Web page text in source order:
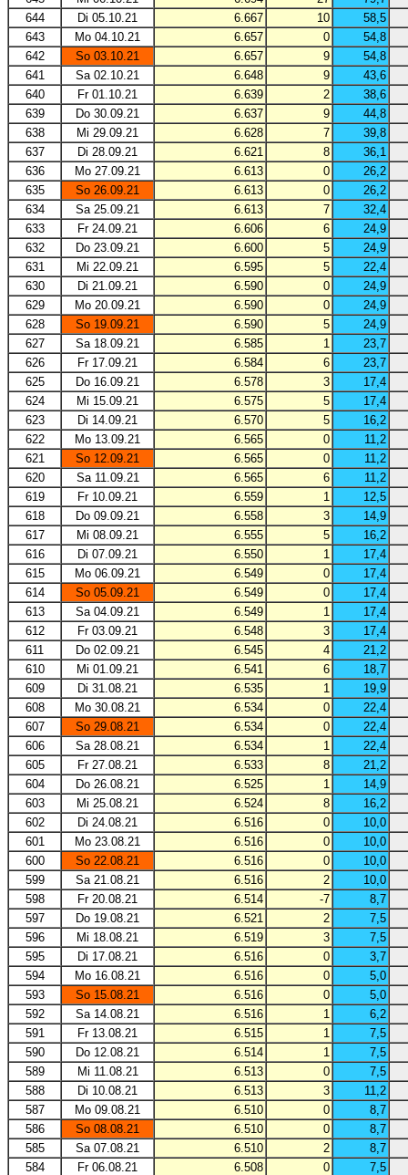
644
Di 05.10.21 6.667 10
58,5
643
Mo 04.10.21 6.657 0
54,8
642
So 03.10.21 6.657 9
54,8
641
Sa 02.10.21 6.648 9
43,6
640
Fr 01.10.21 6.639 2
38,6
639
Do 30.09.21 6.637 9
44,8
638
Mi 29.09.21 6.628 7
39,8
637
Di 28.09.21 6.621 8
36,1
636
Mo 27.09.21 6.613 0
26,2
635
So 26.09.21 6.613 0
26,2
634
Sa 25.09.21 6.613 7
32,4
633
Fr 24.09.21 6.606 6
24,9
632
Do 23.09.21 6.600 5
24,9
631
Mi 22.09.21 6.595 5
22,4
630
Di 21.09.21 6.590 0
24,9
629
Mo 20.09.21 6.590 0
24,9
628
So 19.09.21 6.590 5
24,9
627
Sa 18.09.21 6.585 1
23,7
626
Fr 17.09.21 6.584 6
23,7
625
Do 16.09.21 6.578 3
17,4
624
Mi 15.09.21 6.575 5
17,4
623
Di 14.09.21 6.570 5
16,2
622
Mo 13.09.21 6.565 0
11,2
621
So 12.09.21 6.565 0
11,2
620
Sa 11.09.21 6.565 6
11,2
619
Fr 10.09.21 6.559 1
12,5
618
Do 09.09.21 6.558 3
14,9
617
Mi 08.09.21 6.555 5
16,2
616
Di 07.09.21 6.550 1
17,4
615
Mo 06.09.21 6.549 0
17,4
614
So 05.09.21 6.549 0
17,4
613
Sa 04.09.21 6.549 1
17,4
612
Fr 03.09.21 6.548 3
17,4
611
Do 02.09.21 6.545 4
21,2
610
Mi 01.09.21 6.541 6
18,7
609
Di 31.08.21 6.535 1
19,9
608
Mo 30.08.21 6.534 0
22,4
607
So 29.08.21 6.534 0
22,4
606
Sa 28.08.21 6.534 1
22,4
605
Fr 27.08.21 6.533 8
21,2
604
Do 26.08.21 6.525 1
14,9
603
Mi 25.08.21 6.524 8
16,2
602
Di 24.08.21 6.516 0
10,0
601
Mo 23.08.21 6.516 0
10,0
600
So 22.08.21 6.516 0
10,0
599
Sa 21.08.21 6.516 2
10,0
598
Fr 20.08.21 6.514 -7
8,7
597
Do 19.08.21 6.521 2
7,5
596
Mi 18.08.21 6.519 3
7,5
595
Di 17.08.21 6.516 0
3,7
594
Mo 16.08.21 6.516 0
5,0
593
So 15.08.21 6.516 0
5,0
592
Sa 14.08.21 6.516 1
6,2
591
Fr 13.08.21 6.515 1
7,5
590
Do 12.08.21 6.514 1
7,5
589
Mi 11.08.21 6.513 0
7,5
588
Di 10.08.21 6.513 3
11,2
587
Mo 09.08.21 6.510 0
8,7
586
So 08.08.21 6.510 0
8,7
585
Sa 07.08.21 6.510 2
8,7
584
Fr 06.08.21 6.508 0
7,5